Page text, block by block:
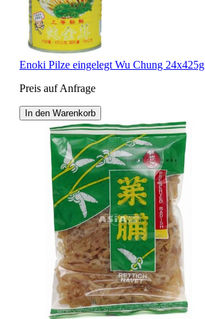
Enoki Pilze eingelegt Wu Chung 24x425g
Preis auf Anfrage
In den Warenkorb